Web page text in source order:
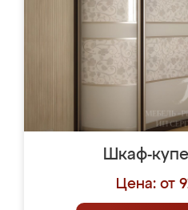
Шкаф-
Цена: от